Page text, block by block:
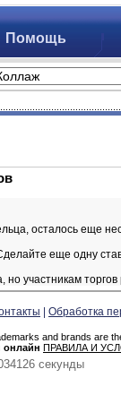
Помощь
осталось еще
еще одну
участникам
Обработка
and brands are
онлайн ПРАВИЛА И
секунды